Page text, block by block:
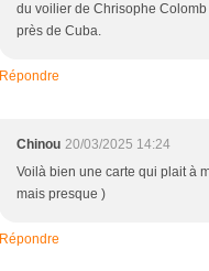
du voilier de Chrisophe
près de Cuba.
Répondre
Chinou 20/03/2025 14:24
Voilà bien une carte qui plait à
mais presque )
Répondre